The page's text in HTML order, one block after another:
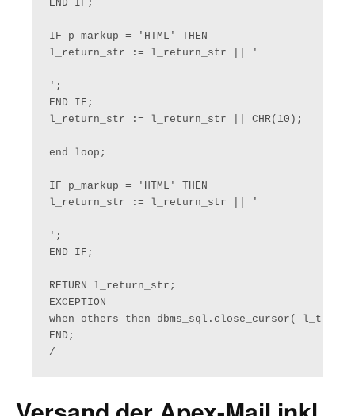
END IF;
IF p_markup = 'HTML' THEN
l_return_str := l_return_str || '
';
END IF;
l_return_str := l_return_str || CHR(10);
end loop;
IF p_markup = 'HTML' THEN
l_return_str := l_return_str || '
';
END IF;
RETURN l_return_str;
EXCEPTION
when others then dbms_sql.close_cursor(
END;